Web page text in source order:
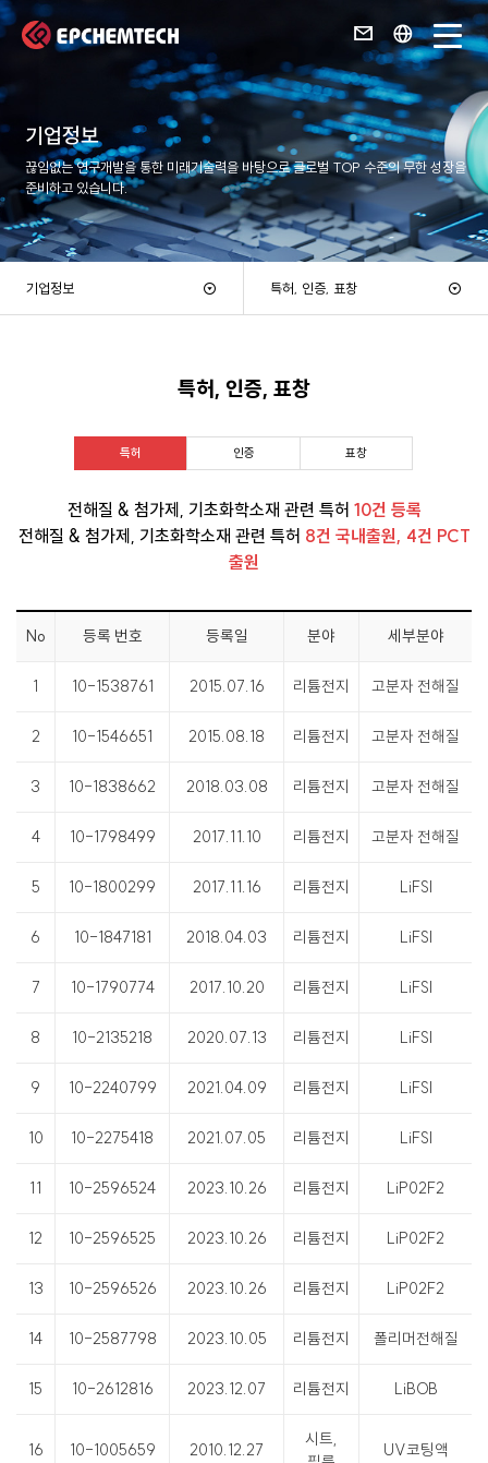
기업정보
끊임없는 연구개발을 통한 미래기술력을 바탕으로 글로벌 TOP 수준의 무한 성장을
준비하고 있습니다.
기업정보 특허, 인증, 표창
특허, 인증, 표창
특허 인증 표창
전해질 & 첨가제, 기초화학소재 관련 특허 10건 등록
전해질 & 첨가제, 기초화학소재 관련 특허 8건 국내출원, 4건 PCT
출원
No 등록 번호 등록일 분야 세부분야
1 10-1538761 2015.07.16 리튬전지 고분자 전해질
2 10-1546651 2015.08.18 리튬전지 고분자 전해질
3 10-1838662 2018.03.08 리튬전지 고분자 전해질
4 10-1798499 2017.11.10 리튬전지 고분자 전해질
5 10-1800299 2017.11.16 리튬전지 LiFSI
6 10-1847181 2018.04.03 리튬전지 LiFSI
7 10-1790774 2017.10.20 리튬전지 LiFSI
8 10-2135218 2020.07.13 리튬전지 LiFSI
9 10-2240799 2021.04.09 리튬전지 LiFSI
10 10-2275418 2021.07.05 리튬전지 LiFSI
11 10-2596524 2023.10.26 리튬전지 LiP02F2
12 10-2596525 2023.10.26 리튬전지 LiP02F2
13 10-2596526 2023.10.26 리튬전지 LiP02F2
14 10-2587798 2023.10.05 리튬전지 폴리머전해질
15 10-2612816 2023.12.07 리튬전지 LiBOB
16 10-1005659 2010.12.27
시트,
UV코팅액